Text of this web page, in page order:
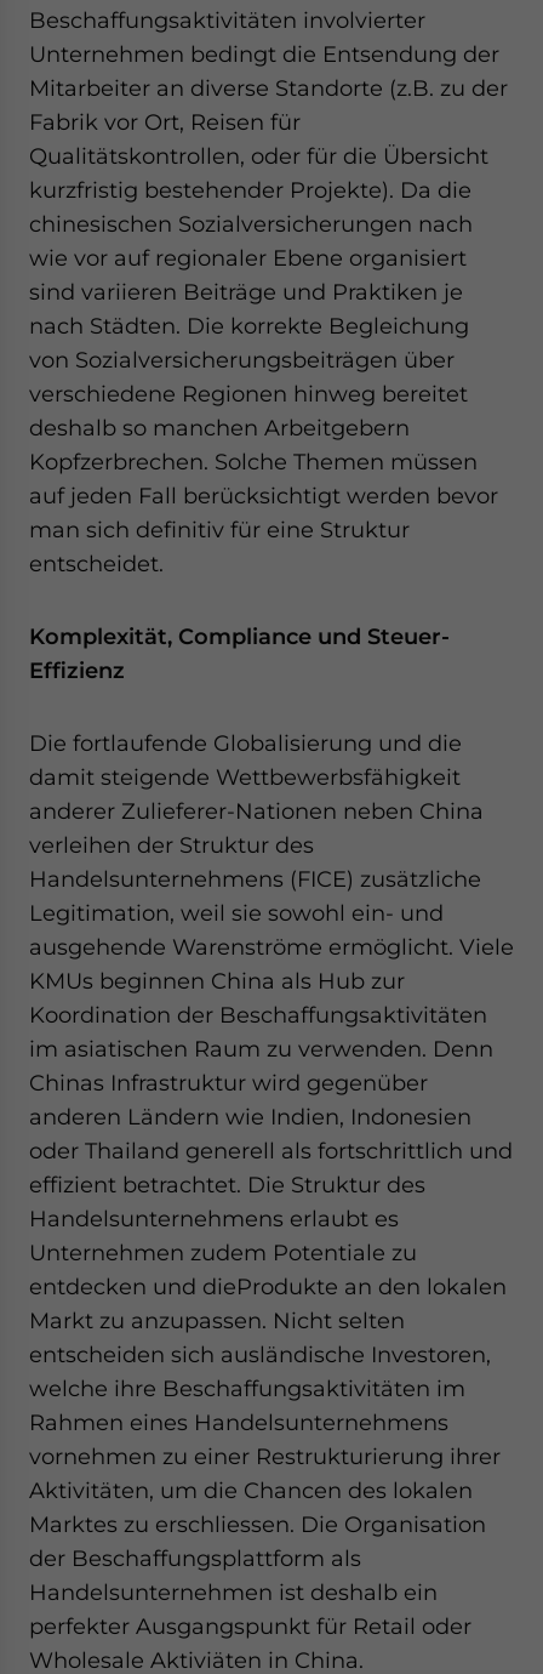
Beschaffungsaktivitäten involvierter
Unternehmen bedingt die Entsendung der
Mitarbeiter an diverse Standorte (z.B. zu der
Fabrik vor Ort, Reisen für
Qualitätskontrollen, oder für die Übersicht
kurzfristig bestehender Projekte). Da die
chinesischen Sozialversicherungen nach
wie vor auf regionaler Ebene organisiert
sind variieren Beiträge und Praktiken je
nach Städten. Die korrekte Begleichung
von Sozialversicherungsbeiträgen über
verschiedene Regionen hinweg bereitet
deshalb so manchen Arbeitgebern
Kopfzerbrechen. Solche Themen müssen
auf jeden Fall berücksichtigt werden bevor
man sich definitiv für eine Struktur
entscheidet.
Komplexität, Compliance und Steuer-
Effizienz
Die fortlaufende Globalisierung und die
damit steigende Wettbewerbsfähigkeit
anderer Zulieferer-Nationen neben China
verleihen der Struktur des
Handelsunternehmens (FICE) zusätzliche
Legitimation, weil sie sowohl ein- und
ausgehende Warenströme ermöglicht. Viele
KMUs beginnen China als Hub zur
Koordination der Beschaffungsaktivitäten
im asiatischen Raum zu verwenden. Denn
Chinas Infrastruktur wird gegenüber
anderen Ländern wie Indien, Indonesien
oder Thailand generell als fortschrittlich und
effizient betrachtet. Die Struktur des
Handelsunternehmens erlaubt es
Unternehmen zudem Potentiale zu
entdecken und dieProdukte an den lokalen
Markt zu anzupassen. Nicht selten
entscheiden sich ausländische Investoren,
welche ihre Beschaffungsaktivitäten im
Rahmen eines Handelsunternehmens
vornehmen zu einer Restrukturierung ihrer
Aktivitäten, um die Chancen des lokalen
Marktes zu erschliessen. Die Organisation
der Beschaffungsplattform als
Handelsunternehmen ist deshalb ein
perfekter Ausgangspunkt für Retail oder
Wholesale Aktiviäten in China.